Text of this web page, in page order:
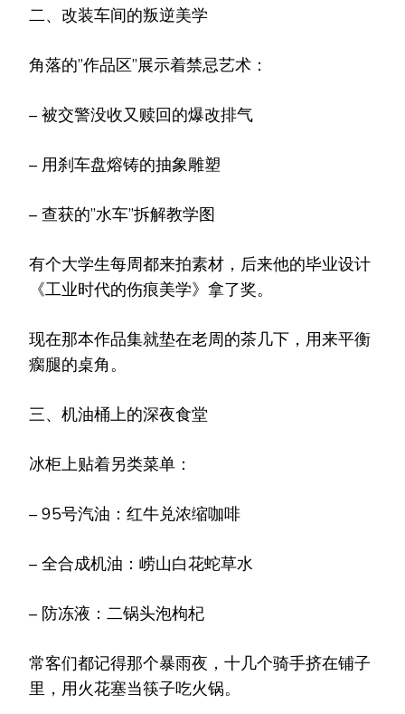
二、改装车间的叛逆美学
角落的”作品区”展示着禁忌艺术：
– 被交警没收又赎回的爆改排气
– 用刹车盘熔铸的抽象雕塑
– 查获的”水车”拆解教学图
有个大学生每周都来拍素材，后来他的毕业设计
《工业时代的伤痕美学》拿了奖。
现在那本作品集就垫在老周的茶几下，用来平衡
瘸腿的桌角。
三、机油桶上的深夜食堂
冰柜上贴着另类菜单：
– 95号汽油：红牛兑浓缩咖啡
– 全合成机油：崂山白花蛇草水
– 防冻液：二锅头泡枸杞
常客们都记得那个暴雨夜，十几个骑手挤在铺子
里，用火花塞当筷子吃火锅。